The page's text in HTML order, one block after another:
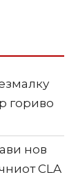
гориво
нов
CLA